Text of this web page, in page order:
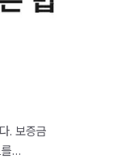
. 보증금